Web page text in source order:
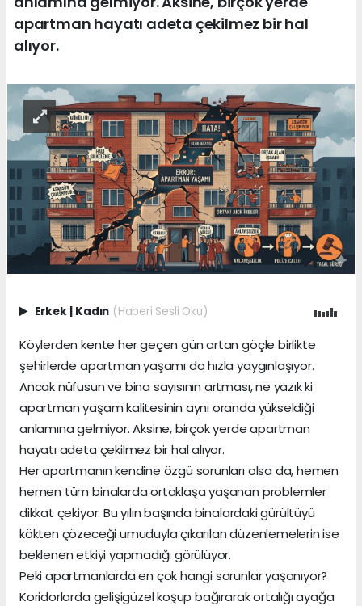
apartman hayatı adeta çekilmez bir hal
alıyor.
Erkek | Kadın (Haberi Sesli Oku)
Köylerden kente her geçen gün artan göçle birlikte
şehirlerde apartman yaşamı da hızla yaygınlaşıyor.
Ancak nüfusun ve bina sayısının artması, ne yazık ki
apartman yaşam kalitesinin aynı oranda yükseldiği
anlamına gelmiyor. Aksine, birçok yerde apartman
hayatı adeta çekilmez bir hal alıyor.
Her apartmanın kendine özgü sorunları olsa da, hemen
hemen tüm binalarda ortaklaşa yaşanan problemler
dikkat çekiyor. Bu yılın başında binalardaki gürültüyü
kökten çözeceği umuduyla çıkarılan düzenlemelerin ise
beklenen etkiyi yapmadığı görülüyor.
Peki apartmanlarda en çok hangi sorunlar yaşanıyor?
Koridorlarda gelişigüzel koşup bağırarak ortalığı ayağa